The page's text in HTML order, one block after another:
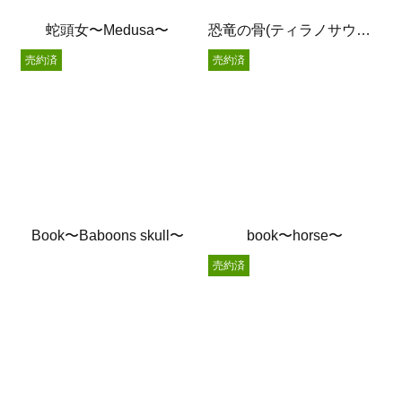
蛇頭女〜Medusa〜 恐竜の骨(ティラノサウルス)
Book〜Baboons skull〜
売約済
book〜horse〜
売約済
売約済